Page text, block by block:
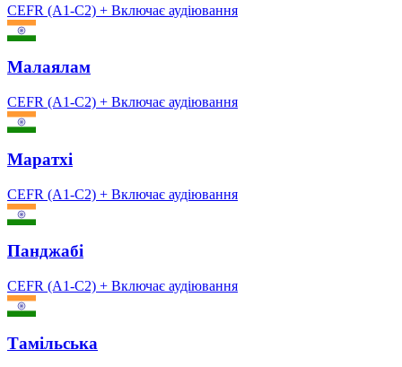
CEFR (A1-C2) + Включає аудіювання
Малаялам
CEFR (A1-C2) + Включає аудіювання
Маратхі
CEFR (A1-C2) + Включає аудіювання
Панджабі
CEFR (A1-C2) + Включає аудіювання
Тамільська